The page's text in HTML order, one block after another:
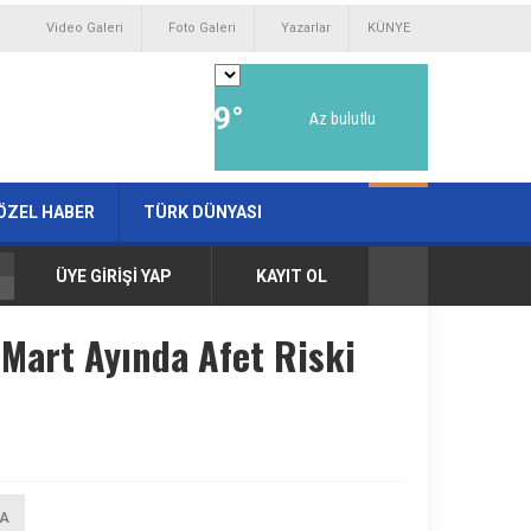
Video Galeri Foto Galeri Yazarlar KÜNYE
9° Az bulutlu
HABER TÜRK DÜNYASI
ÜYE GİRİŞİ YAP KAYIT OL
Ayında Afet Riski